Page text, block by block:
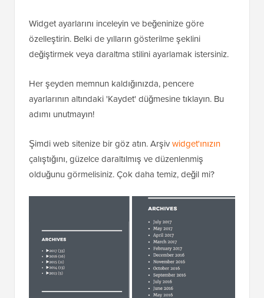
Widget ayarlarını inceleyin ve beğeninize göre
özelleştirin. Belki de yılların gösterilme şeklini
değiştirmek veya daraltma stilini ayarlamak istersiniz.
Her şeyden memnun kaldığınızda, pencere
ayarlarının altındaki 'Kaydet' düğmesine tıklayın. Bu
adımı unutmayın!
Şimdi web sitenize bir göz atın. Arşivwidget'ınızın
çalıştığını, güzelce daraltılmış ve düzenlenmiş
olduğunu görmelisiniz. Çok daha temiz, değil mi?